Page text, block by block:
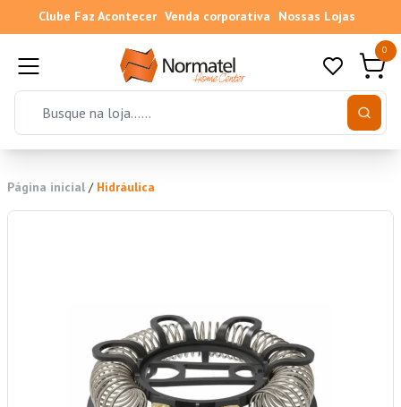
Clube Faz Acontecer Venda corporativa Nossas Lojas
0
Página inicial / Hidráulica